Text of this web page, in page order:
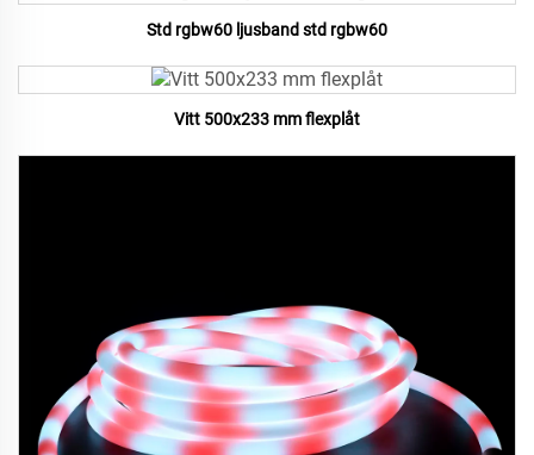
Std rgbw60 ljusband std rgbw60
Vitt 500x233 mm flexplåt